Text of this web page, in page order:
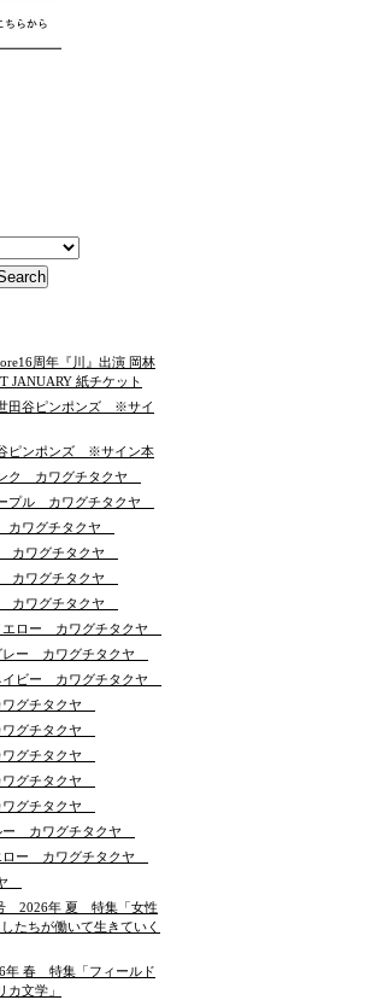
周年『川』出演 岡林
JANUARY 紙チケット
田谷ピンポンズ ※サイ
ピンポンズ ※サイン本
ク カワグチタクヤ
プル カワグチタクヤ
カワグチタクヤ
カワグチタクヤ
カワグチタクヤ
カワグチタクヤ
エロー カワグチタクヤ
レー カワグチタクヤ
イビー カワグチタクヤ
グチタクヤ
グチタクヤ
グチタクヤ
グチタクヤ
グチタクヤ
ー カワグチタクヤ
ロー カワグチタクヤ
2026年 夏 特集「女性
たちが働いて生きていく
年 春 特集「フィールド
カ文学」